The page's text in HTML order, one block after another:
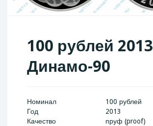
100 рублей 2013
Динамо-90
Номинал
100 рублей
Год
2013
Качество
пруф (proof)